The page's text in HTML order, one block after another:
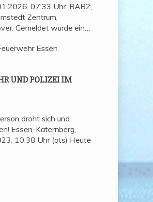
07:33 Uhr. BAB2,
Zentrum,
Gemeldet wurde ein…
UND POLI­ZEI IM
droht sich und
Essen-Katernberg,
10:38 Uhr (ots) Heute